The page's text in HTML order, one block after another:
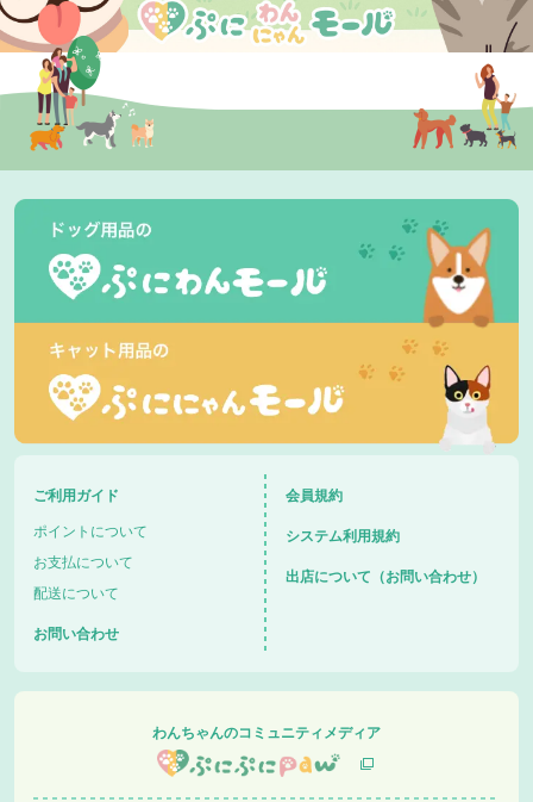
ご利用ガイド
ポイントについて
お支払について
配送について
お問い合わせ
会員規約
システム利用規約
出店について（お問い合わせ）
わんちゃんのコミュニティメディア